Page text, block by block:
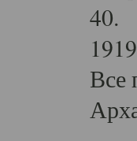
40.
Все